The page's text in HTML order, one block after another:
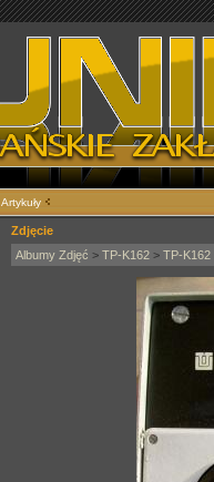
Artykuły
Zdjęcie
Albumy Zdjęć > TP-K162 > TP-K162